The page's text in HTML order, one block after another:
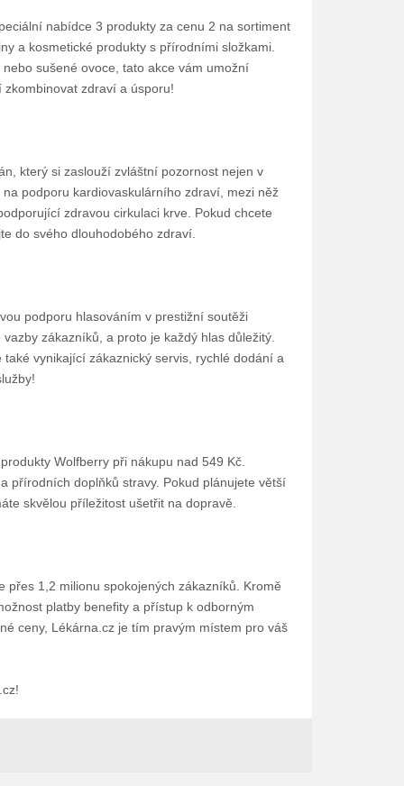
nabídce 3 produkty za cenu 2 na sortiment
a kosmetické produkty s přírodními složkami.
sušené ovoce, tato akce vám umožní
zdraví a úsporu!
který si zaslouží zvláštní pozornost nejen v
podporu kardiovaskulárního zdraví, mezi něž
zdravou cirkulaci krve. Pokud chcete
do svého dlouhodobého zdraví.
podporu hlasováním v prestižní soutěži
zákazníků, a proto je každý hlas důležitý.
vynikající zákaznický servis, rychlé dodání a
Wolfberry při nákupu nad 549 Kč.
přírodních doplňků stravy. Pokud plánujete větší
skvělou příležitost ušetřit na dopravě.
přes 1,2 milionu spokojených zákazníků. Kromě
platby benefity a přístup k odborným
ceny, Lékárna.cz je tím pravým místem pro váš